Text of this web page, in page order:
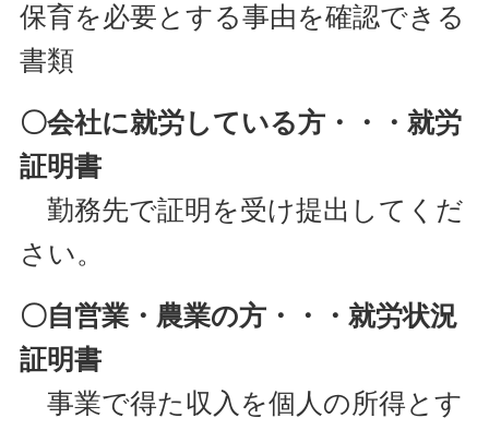
保育を必要とする事由を確認できる
書類
〇会社に就労している方・・・就労
証明書
勤務先で証明を受け提出してくだ
さい。
〇自営業・農業の方・・・就労状況
証明書
事業で得た収入を個人の所得とす